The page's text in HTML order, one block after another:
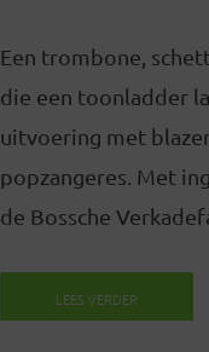
Een trombone,
die een toonladder
uitvoering met
popzangeres. Met
de Bossche
LEES VERDER